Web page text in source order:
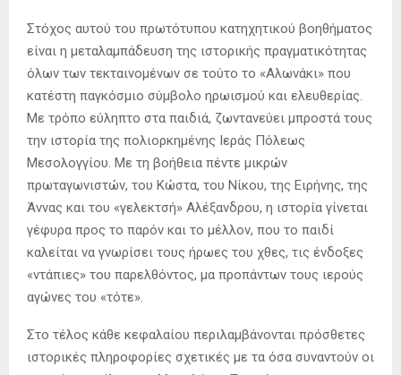
Στόχος αυτού του πρωτότυπου κατηχητικού βοηθήματος
είναι η μεταλαμπάδευση της ιστορικής πραγματικότητας
όλων των τεκταινομένων σε τούτο το «Αλωνάκι» που
κατέστη παγκόσμιο σύμβολο ηρωισμού και ελευθερίας.
Με τρόπο εύληπτο στα παιδιά, ζωντανεύει μπροστά τους
την ιστορία της πολιορκημένης Ιεράς Πόλεως
Μεσολογγίου. Με τη βοήθεια πέντε μικρών
πρωταγωνιστών, του Κώστα, του Νίκου, της Ειρήνης, της
Άννας και του «γελεκτσή» Αλέξανδρου, η ιστορία γίνεται
γέφυρα προς το παρόν και το μέλλον, που το παιδί
καλείται να γνωρίσει τους ήρωες του χθες, τις ένδοξες
«ντάπιες» του παρελθόντος, μα προπάντων τους ιερούς
αγώνες του «τότε».
Στο τέλος κάθε κεφαλαίου περιλαμβάνονται πρόσθετες
ιστορικές πληροφορίες σχετικές με τα όσα συναντούν οι